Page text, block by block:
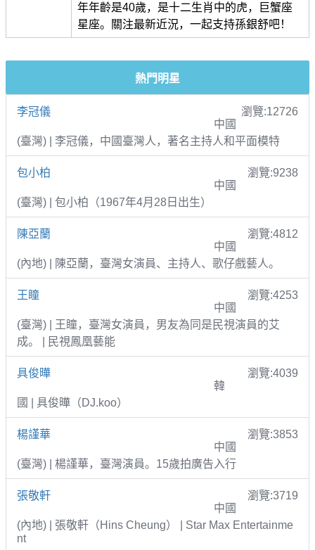
年年齡是40歲，是十二生肖中的虎，巨蟹座
星座。關注最新近況，一起支持孫銀舒吧！
熱門明星
李冠儀
瀏覽:12726
中國
(臺灣) | 李冠儀，中國臺灣人，著名主持人和平面模特
包小柏
瀏覽:9238
中國
(臺灣) | 包小柏（1967年4月28日出生）
陳亞蘭
瀏覽:4812
中國
(內地) | 陳亞蘭，臺灣女演員、主持人、歌仔戲藝人。
王瞳
瀏覽:4253
中國
(臺灣) | 王瞳，臺灣女演員，男友為同是民視演員的艾
成。 | 民視鳳凰藝能
具俊曄
瀏覽:4039
韓
國 | 具俊曄（DJ.koo）
楊謹華
瀏覽:3853
中國
(臺灣) | 楊謹華，臺灣演員。15歲拍廣告入行
張敬軒
瀏覽:3719
中國
(內地) | 張敬軒（Hins Cheung） | Star Max Entertainme
nt